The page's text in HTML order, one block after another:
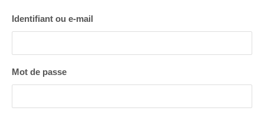
Identifiant ou e-mail
Mot de passe